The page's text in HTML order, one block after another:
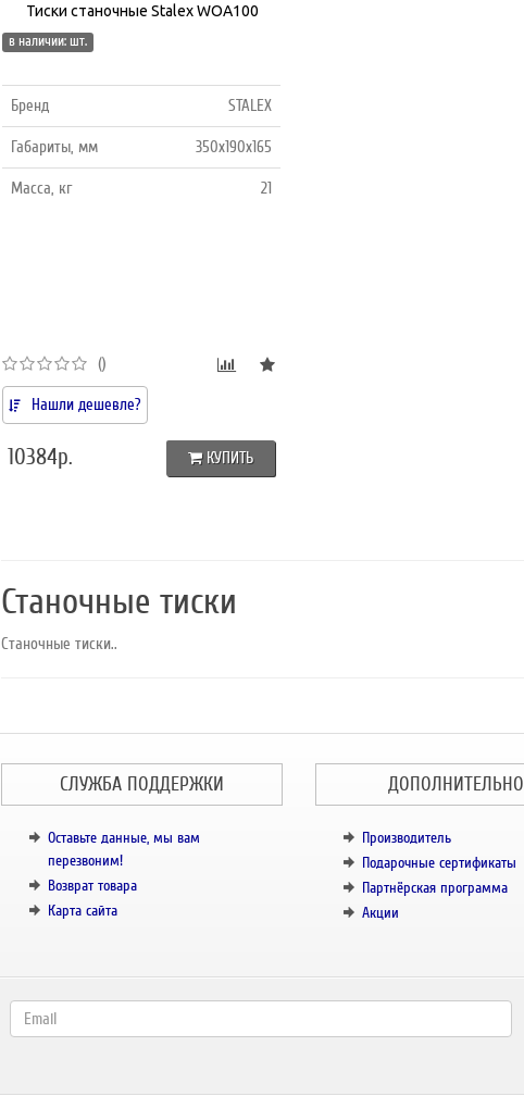
Тиски станочные Stalex WOA100
в наличии: шт.
Бренд STALEX
Габариты, мм 350x190x165
Масса, кг 21
()
Нашли дешевле?
10384р. КУПИТЬ
Станочные тиски
Станочные тиски..
СЛУЖБА ПОДДЕРЖКИ
Оставьте данные, мы вам
перезвоним!
Возврат товара
Карта сайта
ДОПОЛНИТЕЛЬНО
Производитель
Подарочные сертификаты
Партнёрская программа
Акции